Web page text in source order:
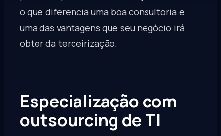
o que diferencia uma boa consultoria e
uma das vantagens que seu negócio irá
obter da terceirização.
Especialização com
outsourcing de TI